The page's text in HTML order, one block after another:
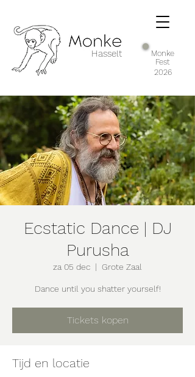
Hasselt
Monke
Fest
2026
Ecstatic Dance | DJ
Purusha
za 05 dec
  |
Grote Zaal
Dance until you shatter yourself!
Tickets kopen
Tijd en locatie